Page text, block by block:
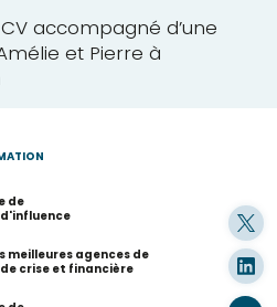
accompagné d’une
et Pierre à
de
meilleures agences de
crise et financière